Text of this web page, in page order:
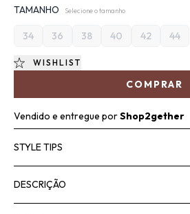
TAMANHO Selecione o tamanho
34 36 38 40 42 44
COMPRAR
WISHLIST
Vendido e entregue porShop2gether
STYLE TIPS
DESCRIÇÃO